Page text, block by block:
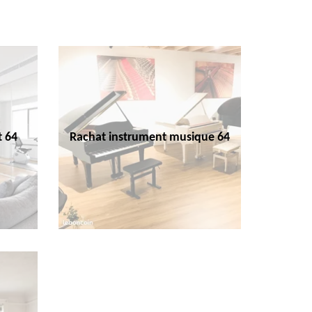
64 Rachat instrument musique 64